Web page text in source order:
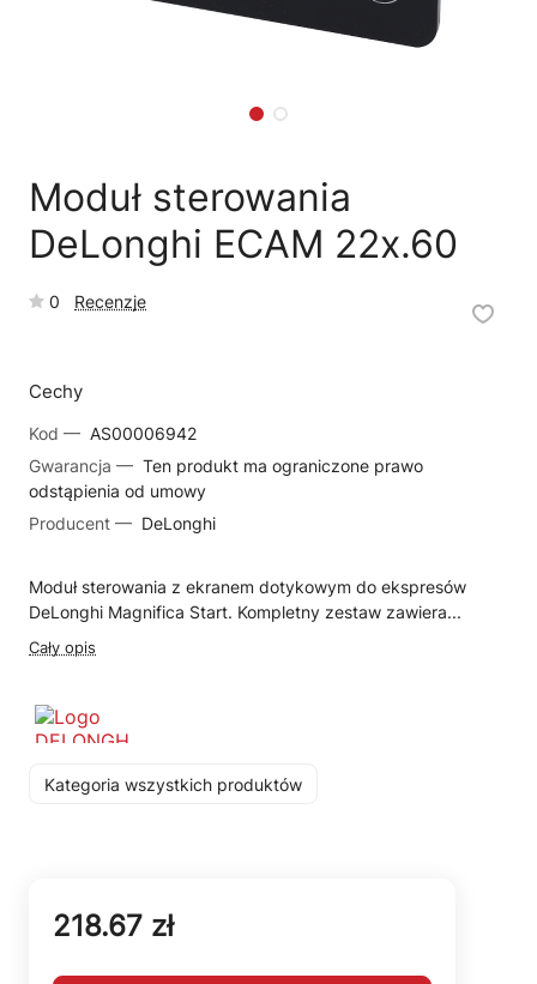
Moduł sterowania
DeLonghi ECAM 22x.60
0 Recenzje
Cechy
Kod — AS00006942
Gwarancja — Ten produkt ma ograniczone prawo
odstąpienia od umowy
Producent — DeLonghi
Moduł sterowania z ekranem dotykowym do ekspresów
DeLonghi Magnifica Start. Kompletny zestaw zawiera...
Cały opis
Kategoria wszystkich produktów
218.67 zł
Reklamacja towaru